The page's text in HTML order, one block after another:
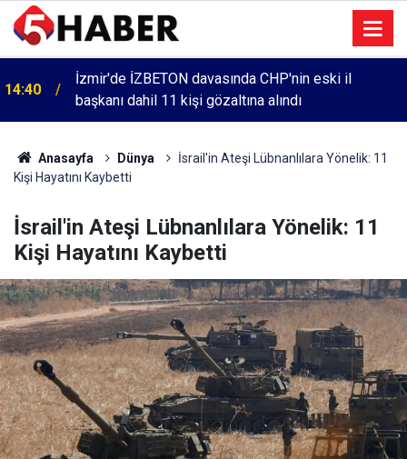
14:40
İzmir'de İZBETON davasında CHP'nin eski il
başkanı dahil 11 kişi gözaltına alındı
Anasayfa Dünya
İsrail'in Ateşi Lübnanlılara Yönelik: 11
Kişi Hayatını Kaybetti
İsrail'in Ateşi Lübnanlılara Yönelik: 11
Kişi Hayatını Kaybetti